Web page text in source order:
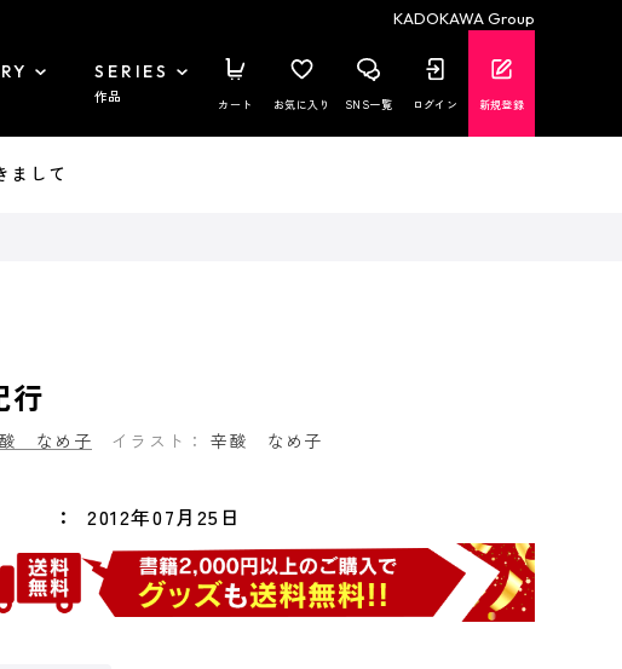
KADOKAWA Group
SERIES
作品 カート お気に入り SNS一覧 ログイン 新規登録
まして
行
なめ子 イラスト： 辛酸 なめ子
2012年07月25日